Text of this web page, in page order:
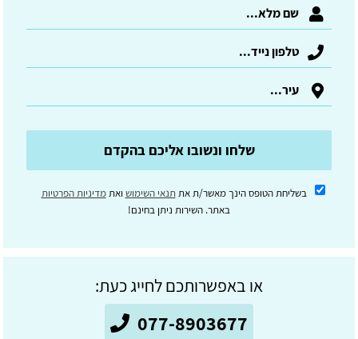
שלחו ונשובו אליכם בהקדם
בשליחת הטופס הינך מאשר/ת את תנאי השימוש ואתמדיניות הפרטיות
באתר. השירות ניתן בחינם!
או באפשרותכם לחייג כעת:
077-8903677